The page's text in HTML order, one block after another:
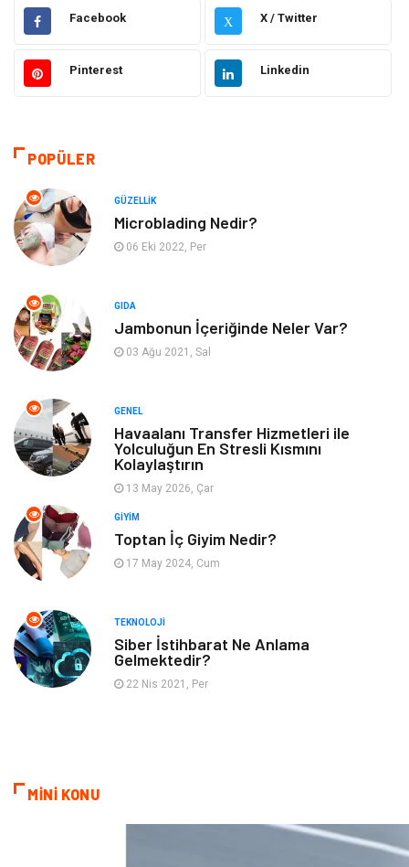
Dekorasyon Elektronik
Güzellik Makine
Sağlıklı Yaşam
Yeme İçme
Organizasyon
Moda
Emlak Spor
Genel Kültür Tatil
İnternet
Gayrimenkul
Astroloji Müzik
Ev İşleri
Sigorta
Facebook X X / Twitter
Pinterest Linkedin
POPÜLER
GÜZELLIK
Microblading Nedir?
06 Eki 2022, Per
GIDA
Jambonun İçeriğinde Neler Var?
03 Ağu 2021, Sal
GENEL
Havaalanı Transfer Hizmetleri ile
Yolculuğun En Stresli Kısmını
Kolaylaştırın
13 May 2026, Çar
GIYIM
Toptan İç Giyim Nedir?
17 May 2024, Cum
TEKNOLOJI
Siber İstihbarat Ne Anlama
Gelmektedir?
22 Nis 2021, Per
MİNİ KONU